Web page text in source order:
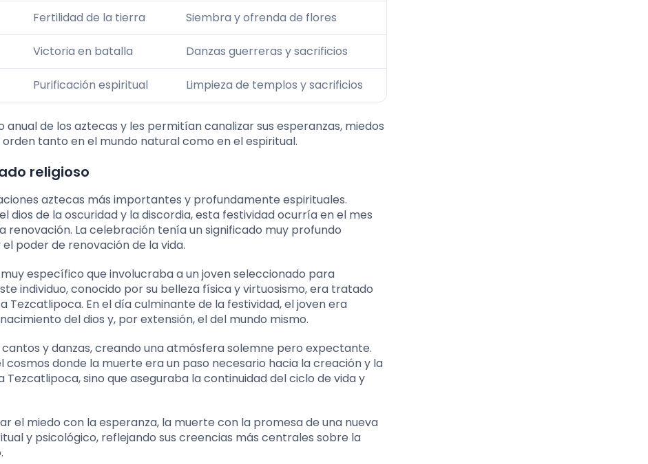
Fertilidad de la tierra Siembra y ofrenda de flores
Victoria en batalla Danzas guerreras y sacrificios
Purificación espiritual Limpieza de templos y sacrificios
de los aztecas y les permitían canalizar sus esperanzas, miedos
tanto en el mundo natural como en el espiritual.
religioso
aztecas más importantes y profundamente espirituales.
dios de la oscuridad y la discordia, esta festividad ocurría en el mes
renovación. La celebración tenía un significado muy profundo
poder de renovación de la vida.
específico que involucraba a un joven seleccionado para
individuo, conocido por su belleza física y virtuosismo, era tratado
En el día culminante de la festividad, el joven era
del dios y, por extensión, el del mundo mismo.
y danzas, creando una atmósfera solemne pero expectante.
donde la muerte era un paso necesario hacia la creación y la
sino que aseguraba la continuidad del ciclo de vida y
el miedo con la esperanza, la muerte con la promesa de una nueva
y psicológico, reflejando sus creencias más centrales sobre la